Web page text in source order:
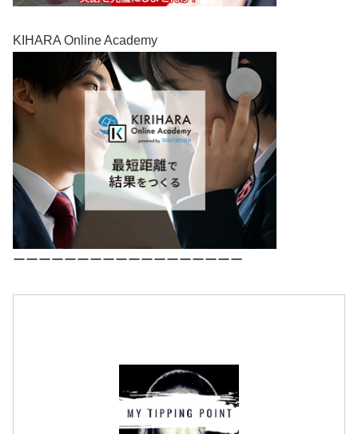
KIHARA Online Academy
ーーーーーーーーーーーーーーーーーー